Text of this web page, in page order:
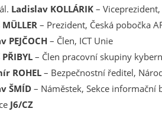
Ladislav KOLLÁRIK – Viceprezident,
– Prezident, Česká pobočka
PEJČOCH – Člen, ICT Unie
– Člen pracovní skupiny
ROHEL – Bezpečnostní ředitel,
ŠMÍD – Náměstek, Sekce informační
J6/CZ